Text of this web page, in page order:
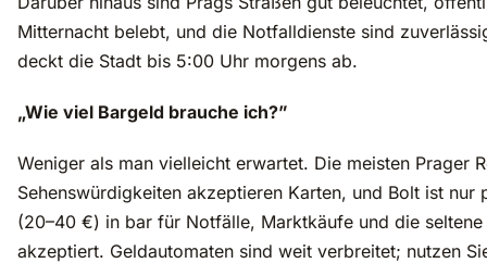
Mitternacht belebt, und die Notfalldienste sind
deckt die Stadt bis 5:00 Uhr morgens ab.
„Wie viel Bargeld brauche ich?”
Weniger als man vielleicht erwartet. Die meisten Prager
Sehenswürdigkeiten akzeptieren Karten, und Bolt ist nur
(20–40 €) in bar für Notfälle, Marktkäufe und die
akzeptiert. Geldautomaten sind weit verbreitet; nutzen